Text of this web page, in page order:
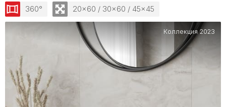
360° 20x60 / 30x60 / 45x45
Коллекция 2023